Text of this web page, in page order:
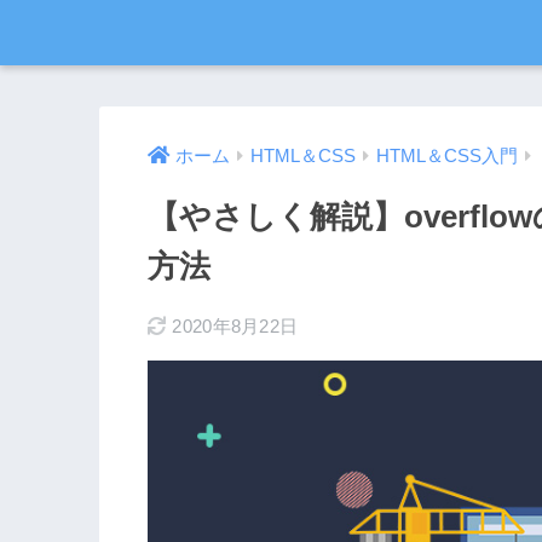
ホーム HTML＆CSS HTML＆CSS入門
【やさしく解説】
方法
2020年8月22日